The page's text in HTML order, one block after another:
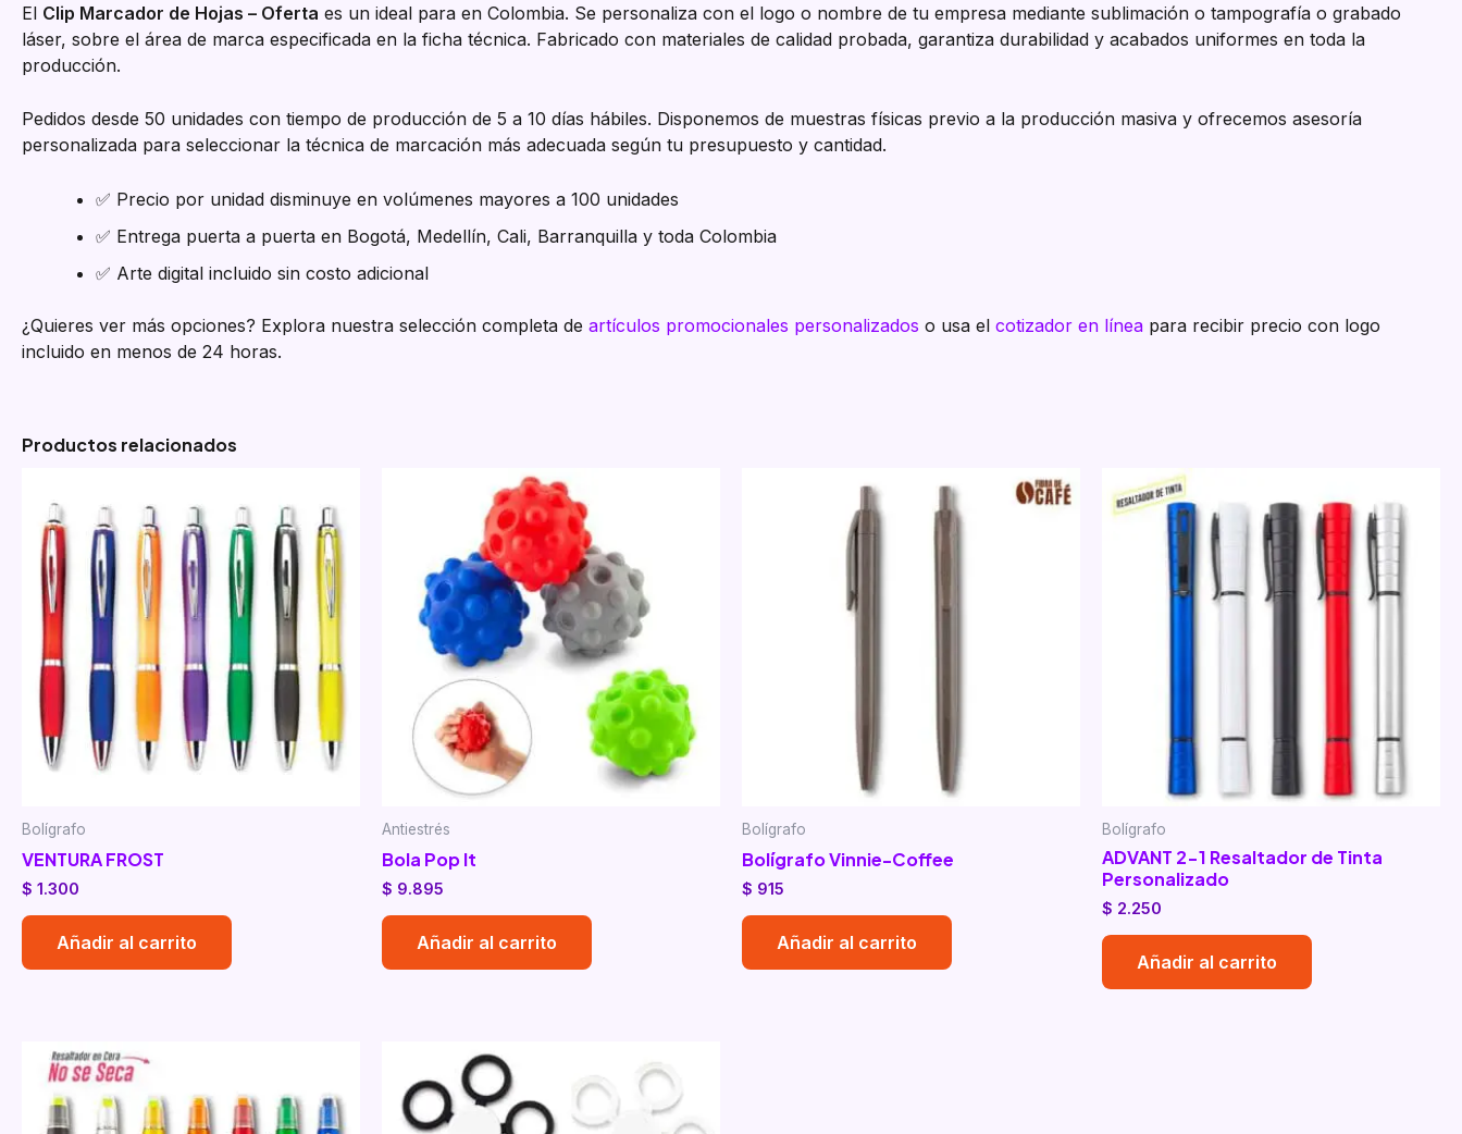
El Clip Marcador de Hojas – Oferta es un ideal para en Colombia. Se personaliza con el logo o nombre de tu empresa mediante sublimación o tampografía o grabado
láser, sobre el área de marca especificada en la ficha técnica. Fabricado con materiales de calidad probada, garantiza durabilidad y acabados uniformes en toda la
producción.
Pedidos desde 50 unidades con tiempo de producción de 5 a 10 días hábiles. Disponemos de muestras físicas previo a la producción masiva y ofrecemos asesoría
personalizada para seleccionar la técnica de marcación más adecuada según tu presupuesto y cantidad.
✅ Precio por unidad disminuye en volúmenes mayores a 100 unidades
✅ Entrega puerta a puerta en Bogotá, Medellín, Cali, Barranquilla y toda Colombia
✅ Arte digital incluido sin costo adicional
¿Quieres ver más opciones? Explora nuestra selección completa de artículos promocionales personalizados o usa el cotizador en línea para recibir precio con logo
incluido en menos de 24 horas.
Productos relacionados
Bolígrafo
VENTURA FROST
$ 1.300
Añadir al carrito
Antiestrés
Bola Pop It
$ 9.895
Añadir al carrito
Bolígrafo
Bolígrafo Vinnie-Coffee
$ 915
Añadir al carrito
Bolígrafo
ADVANT 2-1 Resaltador de Tinta
Personalizado
$ 2.250
Añadir al carrito